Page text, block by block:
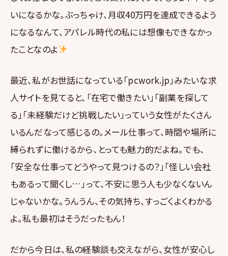
いになるかな。ぶっちゃけ、月収40万円を達成できるよう
になるなんて、アパレル時代の私には想像もできなかっ
たことなのよ
最近、私がお世話になっている「pcwork.jp」みたいな求
人サイトを見てると、「在宅で働きたい」「副業を探して
る」「未経験だけど挑戦したい」っていう女性がたくさん
いるんだなって感じるの。メール仕事って、時間や場所に
縛られずに働けるから、とっても魅力的だよね。でも、
「安全な仕事ってどうやって見つけるの？」「怪しい会社
もあるって聞くし…」って、不安に思う人も少なくないん
じゃないかな。うんうん、その気持ち、すっごくよくわかる
よ。私も最初はそうだったもん！
だから今日は、私の経験談も交えながら、女性が安心し